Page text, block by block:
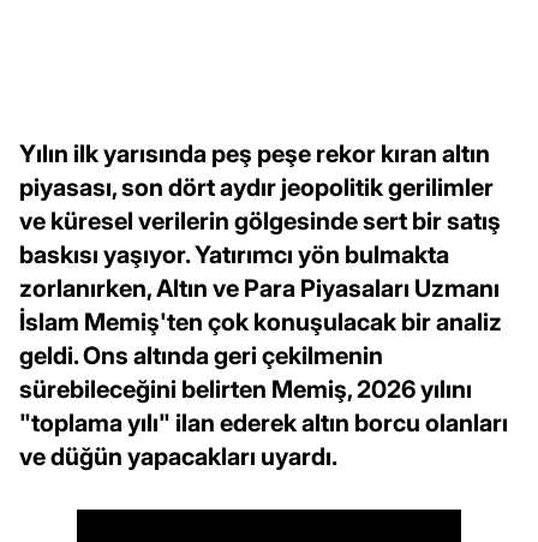
Yılın ilk yarısında peş peşe rekor kıran altın
piyasası, son dört aydır jeopolitik gerilimler
ve küresel verilerin gölgesinde sert bir satış
baskısı yaşıyor. Yatırımcı yön bulmakta
zorlanırken, Altın ve Para Piyasaları Uzmanı
İslam Memiş'ten çok konuşulacak bir analiz
geldi. Ons altında geri çekilmenin
sürebileceğini belirten Memiş, 2026 yılını
"toplama yılı" ilan ederek altın borcu olanları
ve düğün yapacakları uyardı.